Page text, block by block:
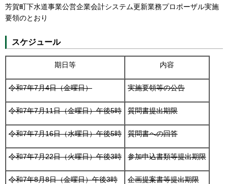
芳賀町下水道事業公営企業会計システム更新業務プロポーザル実施
要領のとおり
スケジュール
期日等 内容
令和7年7月4日（金曜日） 実施要領等の公告
令和7年7月11日（金曜日）午後5時 質問書提出期限
令和7年7月16日（水曜日）午後5時 質問書への回答
令和7年7月22日（火曜日）午後3時 参加申込書類等提出期限
令和7年8月8日（金曜日）午後3時 企画提案書等提出期限